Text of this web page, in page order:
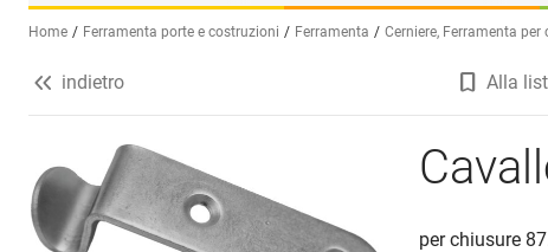
Seleziona una lingua (IT)
Home Ferramenta porte e costruzioni Ferramenta Cerniere, Ferramenta per
indietro Alla
per chiusure